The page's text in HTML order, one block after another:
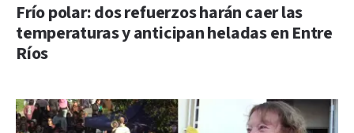
Frío polar: dos refuerzos harán caer las
temperaturas y anticipan heladas en Entre
Ríos